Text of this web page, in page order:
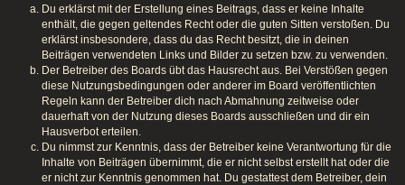
Du erklärst mit der Erstellung eines Beitrags, dass er keine Inhalte
enthält, die gegen geltendes Recht oder die guten Sitten verstoßen. Du
erklärst insbesondere, dass du das Recht besitzt, die in deinen
Beiträgen verwendeten Links und Bilder zu setzen bzw. zu verwenden.
Der Betreiber des Boards übt das Hausrecht aus. Bei Verstößen gegen
diese Nutzungsbedingungen oder anderer im Board veröffentlichten
Regeln kann der Betreiber dich nach Abmahnung zeitweise oder
dauerhaft von der Nutzung dieses Boards ausschließen und dir ein
Hausverbot erteilen.
Du nimmst zur Kenntnis, dass der Betreiber keine Verantwortung für die
Inhalte von Beiträgen übernimmt, die er nicht selbst erstellt hat oder die
er nicht zur Kenntnis genommen hat. Du gestattest dem Betreiber, dein